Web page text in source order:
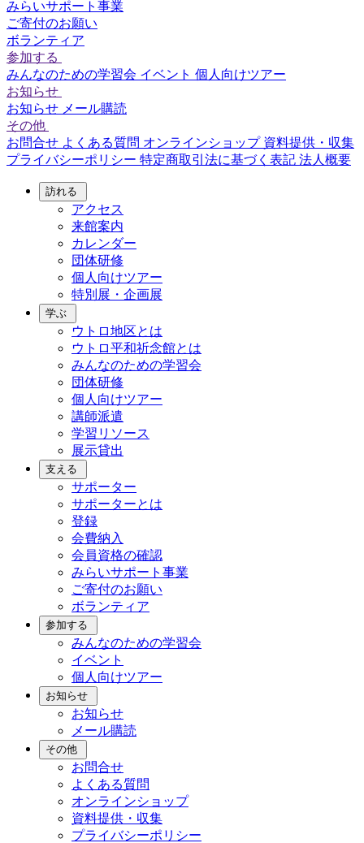
みらいサポート事業
ご寄付のお願い
ボランティア
参加する
みんなのための学習会 イベント 個人向けツアー
お知らせ
お知らせ メール購読
その他
お問合せ よくある質問 オンラインショップ 資料提供・収集
プライバシーポリシー 特定商取引法に基づく表記 法人概要
訪れる
アクセス
来館案内
カレンダー
団体研修
個人向けツアー
特別展・企画展
学ぶ
ウトロ地区とは
ウトロ平和祈念館とは
みんなのための学習会
団体研修
個人向けツアー
講師派遣
学習リソース
展示貸出
支える
サポーター
サポーターとは
登録
会費納入
会員資格の確認
みらいサポート事業
ご寄付のお願い
ボランティア
参加する
みんなのための学習会
イベント
個人向けツアー
お知らせ
お知らせ
メール購読
その他
お問合せ
よくある質問
オンラインショップ
資料提供・収集
プライバシーポリシー